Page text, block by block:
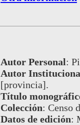
Autor Personal:
Autor
[provincia].
Título
Colección: Censo
Datos de edición: